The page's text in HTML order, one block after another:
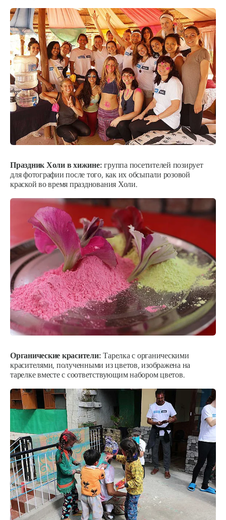
Праздник Холи в хижине:группа посетителей позирует
для фотографии после того, как их обсыпали розовой
краской во время празднования Холи.
Органические красители:Тарелка с органическими
красителями, полученными из цветов, изображена на
тарелке вместе с соответствующим набором цветов.